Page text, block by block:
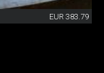
EUR 383.79